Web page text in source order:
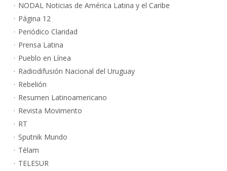
NODAL Noticias de América Latina y el Caribe
Página 12
Periódico Claridad
Prensa Latina
Pueblo en Línea
Radiodifusión Nacional del Uruguay
Rebelión
Resumen Latinoamericano
Revista Movimento
RT
Sputnik Mundo
Télam
TELESUR